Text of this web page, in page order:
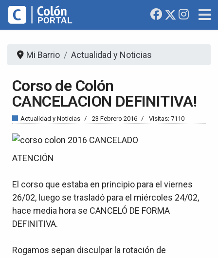
Mi Barrio Actualidad y Noticias
Corso de Colón
CANCELACION DEFINITIVA!
Actualidad y Noticias 23 Febrero 2016 Visitas: 7110
ATENCIÓN
El corso que estaba en principio para el viernes
26/02, luego se trasladó para el miércoles 24/02,
hace media hora se CANCELÓ DE FORMA
DEFINITIVA.
Rogamos sepan disculpar la rotación de